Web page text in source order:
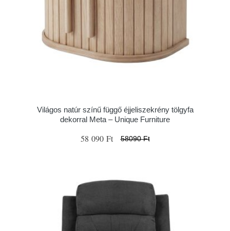
Világos natúr színű függő éjjeliszekrény tölgyfa
dekorral Meta – Unique Furniture
58 090 Ft 58090 Ft